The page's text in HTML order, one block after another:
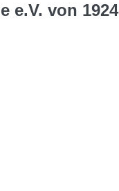
e.V. von 1924